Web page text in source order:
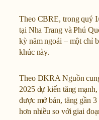
Theo CBRE, trong quý
tại Nha Trang và Phú
kỳ năm ngoái – một chỉ
khúc này.
Theo DKRA Nguồn
2025 dự kiến tăng
được mở bán, tăng gần
hơn nhiều so với giai